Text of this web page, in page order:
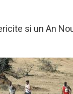
si un An